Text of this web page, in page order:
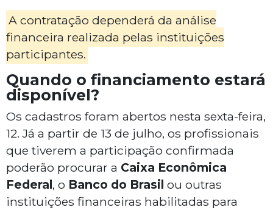
A contratação dependerá da análise
financeira realizada pelas instituições
participantes.
Quando o financiamento estará
disponível?
Os cadastros foram abertos nesta sexta-feira,
12. Já a partir de 13 de julho, os profissionais
que tiverem a participação confirmada
poderão procurar a Caixa Econômica
Federal, o Banco do Brasil ou outras
instituições financeiras habilitadas para